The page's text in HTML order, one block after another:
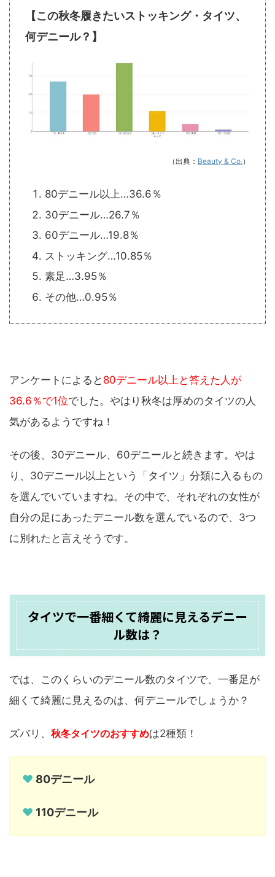
【この秋冬履きたいストッキング・タイツ、
何デニール？】
（出典： Beauty & Co. ）
80デニール以上…36.6％
30デニール…26.7％
60デニール…19.8％
ストッキング…10.85％
素足…3.95％
その他…0.95％
アンケートによると 80デニール以上と答えた人が
36.6％で1位でした。やはり秋冬は厚めのタイツの人
気があるようですね！
その後、30デニール、60デニールと続きます。やは
り、30デニール以上という「タイツ」分類に入るもの
を選んでいていますね。その中で、それぞれの女性が
自分の足にあったデニール数を選んでいるので、3つ
に別れたと言えそうです。
タイツで一番細くて綺麗に見えるデニー
ル数は？
では、このくらいのデニール数のタイツで、一番足が
細くて綺麗に見えるのは、何デニールでしょうか？
ズバリ、 秋冬タイツのおすすめは2種類！
♥ 80デニール
♥ 110デニール